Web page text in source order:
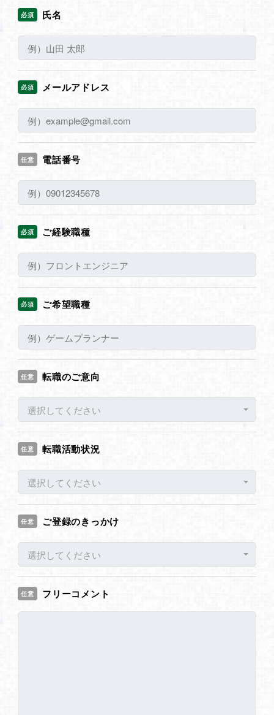
必須 氏名
必須 メールアドレス
任意 電話番号
必須 ご経験職種
必須 ご希望職種
任意 転職のご意向
選択してください
任意 転職活動状況
選択してください
任意 ご登録のきっかけ
選択してください
任意 フリーコメント